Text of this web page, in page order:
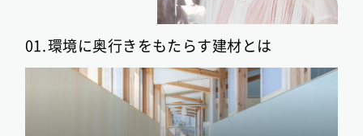
01.環境に奥行きをもたらす建材とは